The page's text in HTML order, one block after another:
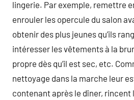
lingerie. Par exemple, remettre
enrouler les opercule du salon
obtenir des plus jeunes qu’ils
intéresser les vêtements à la
propre dès qu’il est sec, etc.
nettoyage dans la marche leur
contenant après le dîner, rincent